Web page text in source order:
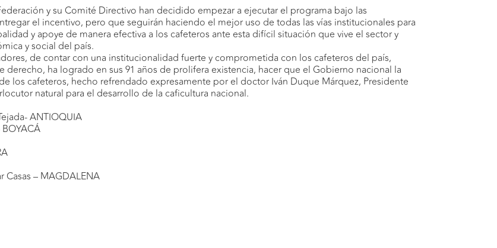
y su Comité Directivo han decidido empezar a ejecutar el programa bajo las
el incentivo, pero que seguirán haciendo el mejor uso de todas las vías institucionales para
y apoye de manera efectiva a los cafeteros ante esta difícil situación que vive el sector y
y social del país.
de contar con una institucionalidad fuerte y comprometida con los cafeteros del país,
ha logrado en sus 91 años de prolifera existencia, hacer que el Gobierno nacional la
los cafeteros, hecho refrendado expresamente por el doctor Iván Duque Márquez, Presidente
natural para el desarrollo de la caficultura nacional.
ANTIOQUIA
Casas – MAGDALENA